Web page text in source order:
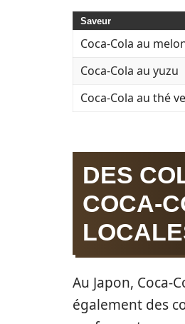
Saveur
Coca-Cola au
Coca-Cola au yuzu
Coca-Cola au thé
DES
COCA-
Au Japon, Coca-
également des